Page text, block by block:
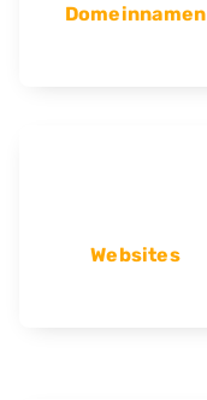
Domeinnamen
Websites